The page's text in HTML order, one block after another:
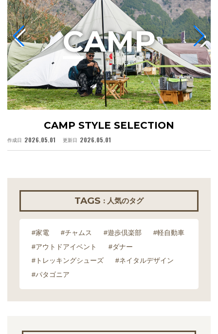
CAMP STYLE SELECTION
作成日 2026.05.01 更新日 2026.05.01
CAMP
TAGS : 人気のタグ
#家電 #チャムス #遊歩倶楽部
#軽自動車
#アウトドアイベント
#ダナー
#トレッキングシューズ
#ネイタルデザイン
#パタゴニア